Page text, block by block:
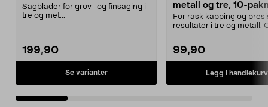
Sagblader for grov- og finsaging i
tre og met...
199,90
Se varianter
metall og tre, 10-
For rask kapping og
resultater i tre og metall.
99,90
Legg i handlekurv